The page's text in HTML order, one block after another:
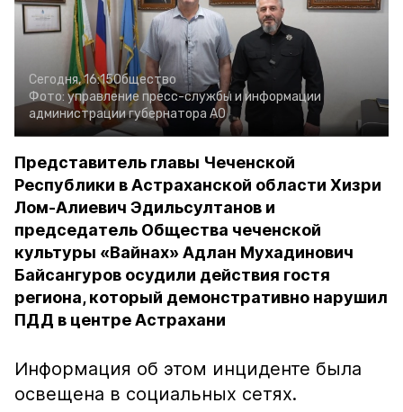
Сегодня, 16:15Общество
Фото: управление пресс-службы и информации
администрации губернатора АО
Представитель главы Чеченской
Республики в Астраханской области Хизри
Лом-Алиевич Эдильсултанов и
председатель Общества чеченской
культуры «Вайнах» Адлан Мухадинович
Байсангуров осудили действия гостя
региона, который демонстративно нарушил
ПДД в центре Астрахани
Информация об этом инциденте была
освещена в социальных сетях.